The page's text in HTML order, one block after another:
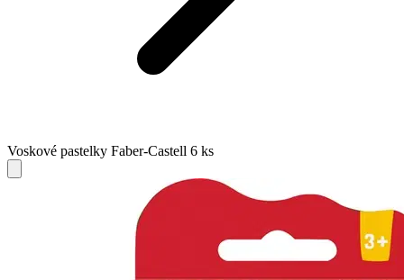
Voskové pastelky Faber-Castell 6 ks